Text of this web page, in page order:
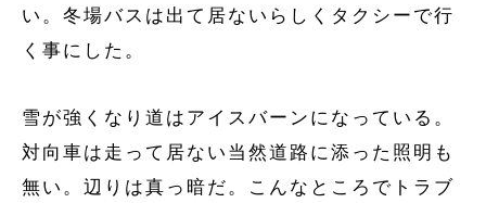
い。冬場バスは出て居ないらしくタクシーで行
く事にした。
雪が強くなり道はアイスバーンになっている。
対向車は走って居ない当然道路に添った照明も
無い。辺りは真っ暗だ。こんなところでトラブ